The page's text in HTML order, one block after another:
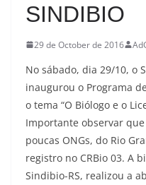
SINDIBIO
29 de October de 2016
No sábado, dia 29/10, o
inaugurou o Programa
o tema “O Biólogo e o
Importante observar que
poucas ONGs, do Rio
registro no CRBio 03. A
Sindibio-RS, realizou a